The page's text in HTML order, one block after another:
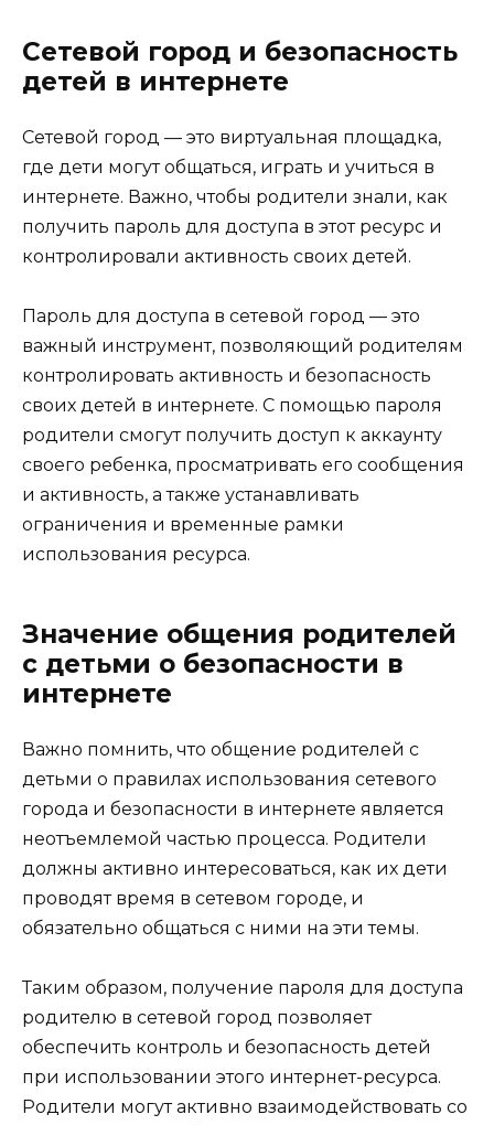
Сетевой город и безопасность
детей в интернете
Сетевой город — это виртуальная площадка,
где дети могут общаться, играть и учиться в
интернете. Важно, чтобы родители знали, как
получить пароль для доступа в этот ресурс и
контролировали активность своих детей.
Пароль для доступа в сетевой город — это
важный инструмент, позволяющий родителям
контролировать активность и безопасность
своих детей в интернете. С помощью пароля
родители смогут получить доступ к аккаунту
своего ребенка, просматривать его сообщения
и активность, а также устанавливать
ограничения и временные рамки
использования ресурса.
Значение общения родителей
с детьми о безопасности в
интернете
Важно помнить, что общение родителей с
детьми о правилах использования сетевого
города и безопасности в интернете является
неотъемлемой частью процесса. Родители
должны активно интересоваться, как их дети
проводят время в сетевом городе, и
обязательно общаться с ними на эти темы.
Таким образом, получение пароля для доступа
родителю в сетевой город позволяет
обеспечить контроль и безопасность детей
при использовании этого интернет-ресурса.
Родители могут активно взаимодействовать со